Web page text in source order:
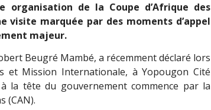
de la Coupe d’Afrique des
visite marquée par des moments d’appel
majeur.
Beugré Mambé, a récemment déclaré lors
et Mission Internationale, à Yopougon Cité
la tête du gouvernement commence par la
(CAN).